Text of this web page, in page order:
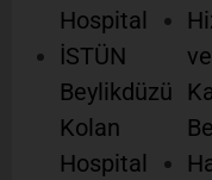
Hospital
İSTÜN
Beylikdüzü
Kolan
Hospital
ve